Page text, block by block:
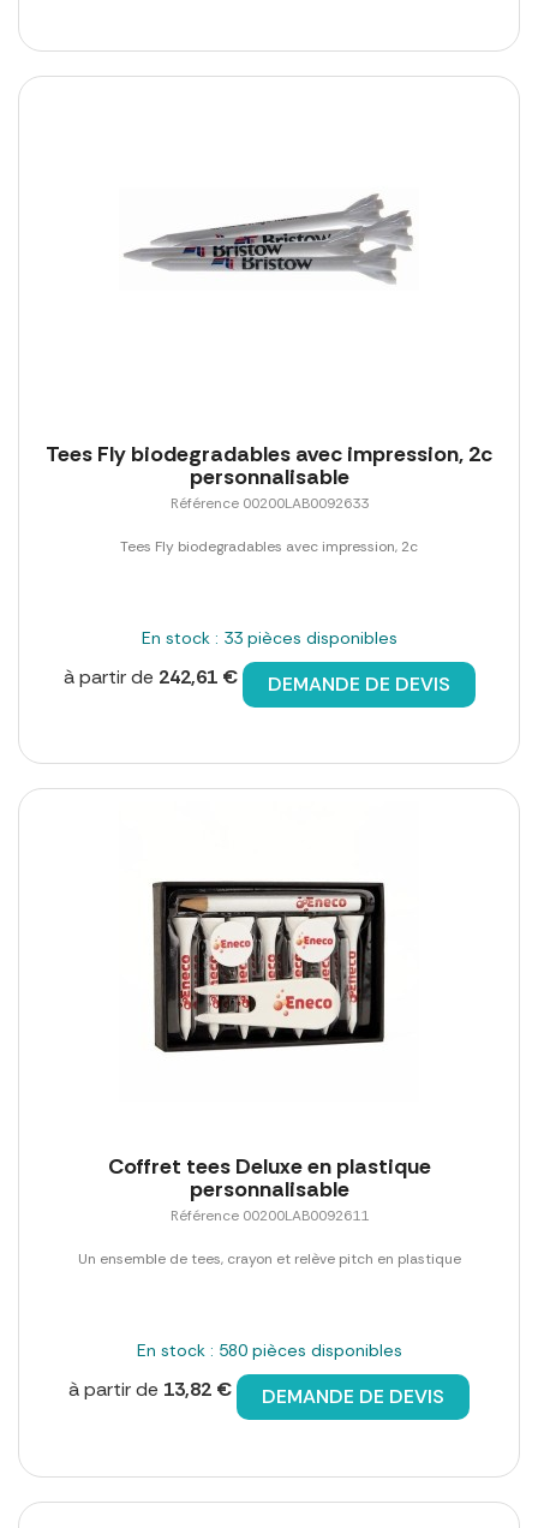
Tees Fly biodegradables avec impression, 2c
personnalisable
Référence 00200LAB0092633
Tees Fly biodegradables avec impression, 2c
En stock : 33 pièces disponibles
à partir de 242,61 € DEMANDE DE DEVIS
Coffret tees Deluxe en plastique
personnalisable
Référence 00200LAB0092611
Un ensemble de tees, crayon et relève pitch en plastique
En stock : 580 pièces disponibles
à partir de 13,82 € DEMANDE DE DEVIS